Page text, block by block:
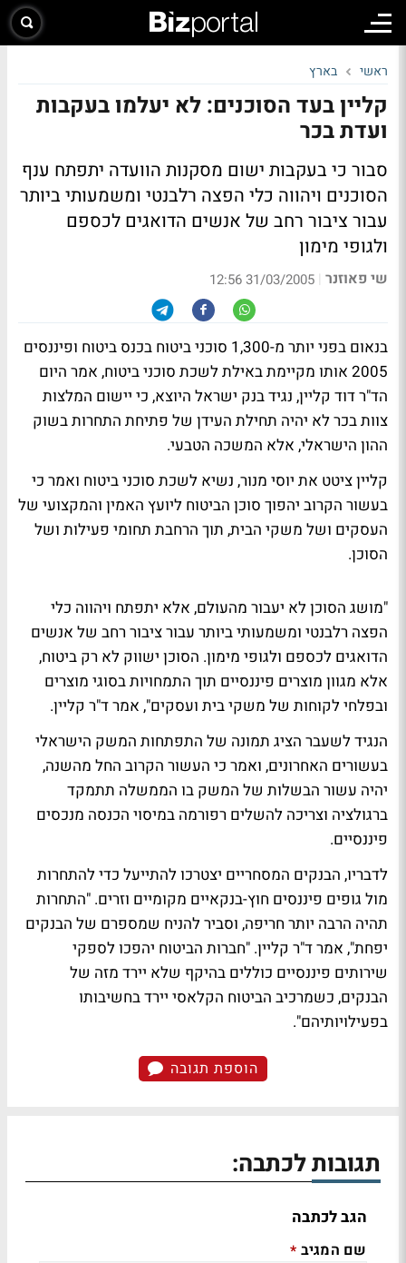
ראשי בארץ
קליין בעד הסוכנים: לא יעלמו בעקבות
ועדת בכר
סבור כי בעקבות ישום מסקנות הוועדה יתפתח ענף
הסוכנים ויהווה כלי הפצה רלבנטי ומשמעותי ביותר
עבור ציבור רחב של אנשים הדואגים לכספם
ולגופי מימון
שי פאוזנר |
31/03/2005 12:56
בנאום בפני יותר מ-1,300 סוכני ביטוח בכנס ביטוח ופיננסים
2005 אותו מקיימת באילת לשכת סוכני ביטוח, אמר היום
הד"ר דוד קליין, נגיד בנק ישראל היוצא, כי יישום המלצות
צוות בכר לא יהיה תחילת העידן של פתיחת התחרות בשוק
ההון הישראלי, אלא המשכה הטבעי.
קליין ציטט את יוסי מנור, נשיא לשכת סוכני ביטוח ואמר כי
בעשור הקרוב יהפוך סוכן הביטוח ליועץ האמין והמקצועי של
העסקים ושל משקי הבית, תוך הרחבת תחומי פעילות ושל
הסוכן.
"מושג הסוכן לא יעבור מהעולם, אלא יתפתח ויהווה כלי
הפצה רלבנטי ומשמעותי ביותר עבור ציבור רחב של אנשים
הדואגים לכספם ולגופי מימון. הסוכן ישווק לא רק ביטוח,
אלא מגוון מוצרים פיננסיים תוך התמחויות בסוגי מוצרים
ובפלחי לקוחות של משקי בית ועסקים", אמר ד"ר קליין.
הנגיד לשעבר הציג תמונה של התפתחות המשק הישראלי
בעשורים האחרונים, ואמר כי העשור הקרוב החל מהשנה,
יהיה עשור הבשלות של המשק בו הממשלה תתמקד
ברגולציה וצריכה להשלים רפורמה במיסוי הכנסה מנכסים
פיננסיים.
לדבריו, הבנקים המסחריים יצטרכו להתייעל כדי להתחרות
מול גופים פיננסים חוץ-בנקאיים מקומיים וזרים. "התחרות
תהיה הרבה יותר חריפה, וסביר להניח שמספרם של הבנקים
יפחת", אמר ד"ר קליין. "חברות הביטוח יהפכו לספקי
שירותים פיננסיים כוללים בהיקף שלא יירד מזה של
הבנקים, כשמרכיב הביטוח הקלאסי יירד בחשיבותו
בפעילויותיהם".
הוספת תגובה
תגובות לכתבה:
הגב לכתבה
שם המגיב *